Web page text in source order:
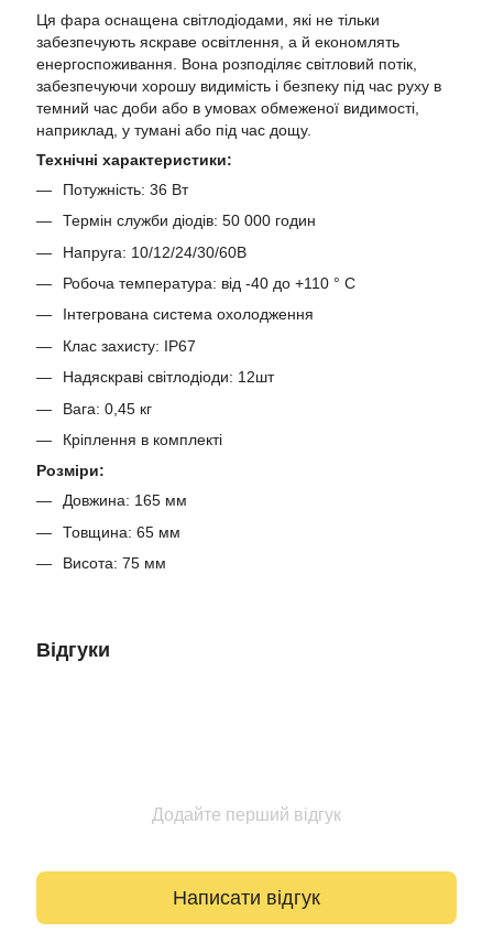
Ця фара оснащена світлодіодами, які не тільки
забезпечують яскраве освітлення, а й економлять
енергоспоживання. Вона розподіляє світловий потік,
забезпечуючи хорошу видимість і безпеку під час руху в
темний час доби або в умовах обмеженої видимості,
наприклад, у тумані або під час дощу.
Технічні характеристики:
Потужність: 36 Вт
Термін служби діодів: 50 000 годин
Напруга: 10/12/24/30/60В
Робоча температура: від -40 до +110 ° C
Інтегрована система охолодження
Клас захисту: IP67
Надяскраві світлодіоди: 12шт
Вага: 0,45 кг
Кріплення в комплекті
Розміри:
Довжина: 165 мм
Товщина: 65 мм
Висота: 75 мм
Відгуки
Додайте перший відгук
Написати відгук